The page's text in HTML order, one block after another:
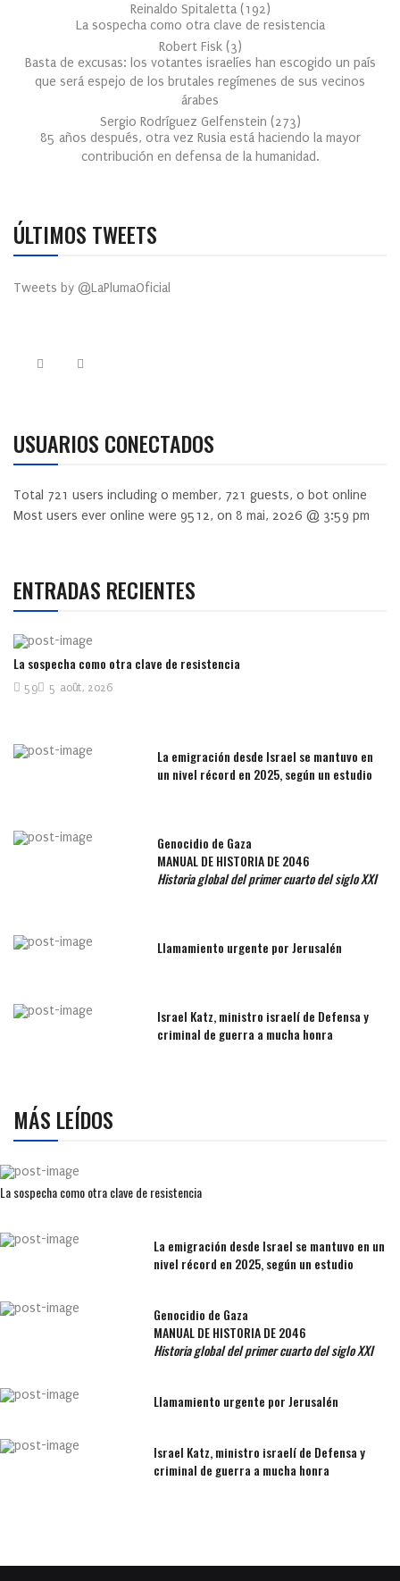
Reinaldo Spitaletta (192)
La sospecha como otra clave de resistencia
Robert Fisk (3)
Basta de excusas: los votantes israelíes han escogido un país
que será espejo de los brutales regímenes de sus vecinos
árabes
Sergio Rodríguez Gelfenstein (273)
85 años después, otra vez Rusia está haciendo la mayor
contribución en defensa de la humanidad.
ÚLTIMOS TWEETS
Tweets by @LaPlumaOficial
USUARIOS CONECTADOS
Total 721 users including 0 member, 721 guests, 0 bot online
Most users ever online were 9512, on 8 mai, 2026 @ 3:59 pm
ENTRADAS RECIENTES
La sospecha como otra clave de resistencia
5 août, 2026
59
La emigración desde Israel se mantuvo en
un nivel récord en 2025, según un estudio
Genocidio de Gaza
MANUAL DE HISTORIA DE 2046
Historia global del primer cuarto del siglo XXI
Llamamiento urgente por Jerusalén
Israel Katz, ministro israelí de Defensa y
criminal de guerra a mucha honra
MÁS LEÍDOS
La sospecha como otra clave de resistencia
La emigración desde Israel se mantuvo en un
nivel récord en 2025, según un estudio
Genocidio de Gaza
MANUAL DE HISTORIA DE 2046
Historia global del primer cuarto del siglo XXI
Llamamiento urgente por Jerusalén
Israel Katz, ministro israelí de Defensa y
criminal de guerra a mucha honra